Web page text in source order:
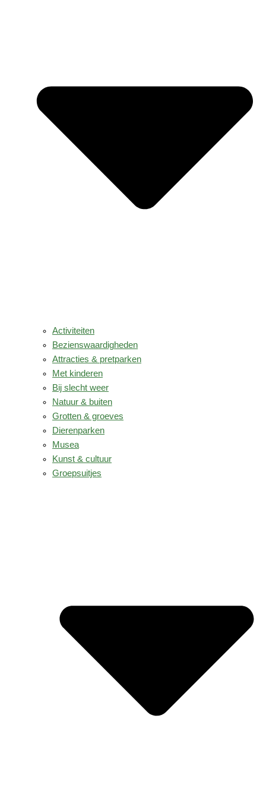
Activiteiten
Bezienswaardigheden
Attracties & pretparken
Met kinderen
Bij slecht weer
Natuur & buiten
Grotten & groeves
Dierenparken
Musea
Kunst & cultuur
Groepsuitjes